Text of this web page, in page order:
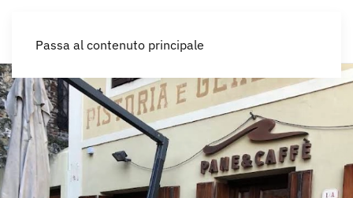
Passa al contenuto principale